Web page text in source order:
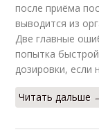
после приёма
выводится из
Две главные
попытка
дозировки, если
Читать дальше